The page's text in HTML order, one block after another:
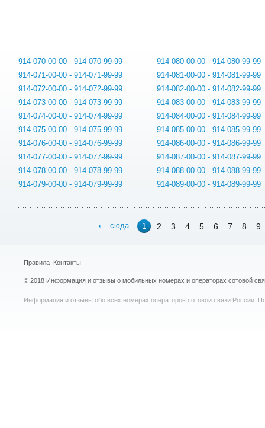
914-070-00-00 - 914-070-99-99
914-071-00-00 - 914-071-99-99
914-072-00-00 - 914-072-99-99
914-073-00-00 - 914-073-99-99
914-074-00-00 - 914-074-99-99
914-075-00-00 - 914-075-99-99
914-076-00-00 - 914-076-99-99
914-077-00-00 - 914-077-99-99
914-078-00-00 - 914-078-99-99
914-079-00-00 - 914-079-99-99
914-080-00-00 - 914-080-99-99
914-081-00-00 - 914-081-99-99
914-082-00-00 - 914-082-99-99
914-083-00-00 - 914-083-99-99
914-084-00-00 - 914-084-99-99
914-085-00-00 - 914-085-99-99
914-086-00-00 - 914-086-99-99
914-087-00-00 - 914-087-99-99
914-088-00-00 - 914-088-99-99
914-089-00-00 - 914-089-99-99
сюда 1 2 3 4 5 6 7 8 9
Правила Контакты
© 2018 Информация и отзывы о мобильных номерах и операторах сотовой
Информация и отзывы обо всех номерах операторов сотовой связи России.